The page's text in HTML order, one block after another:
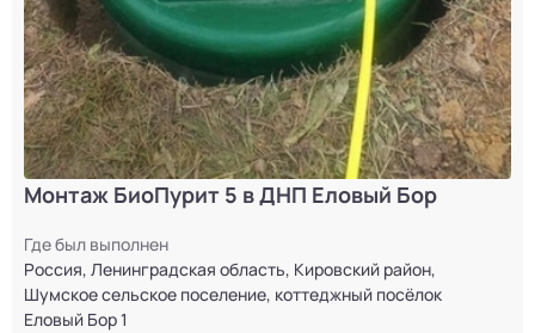
Монтаж БиоПурит 5 в ДНП Еловый Бор
Где был выполнен
Россия, Ленинградская область, Кировский район,
Шумское сельское поселение, коттеджный посёлок
Еловый Бор 1